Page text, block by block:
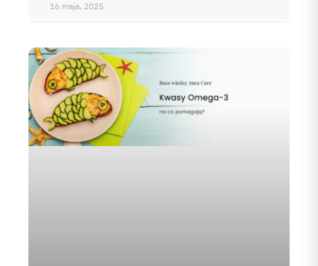
16 maja, 2025